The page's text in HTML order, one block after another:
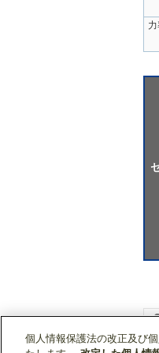
個人情報保護法の改正及び